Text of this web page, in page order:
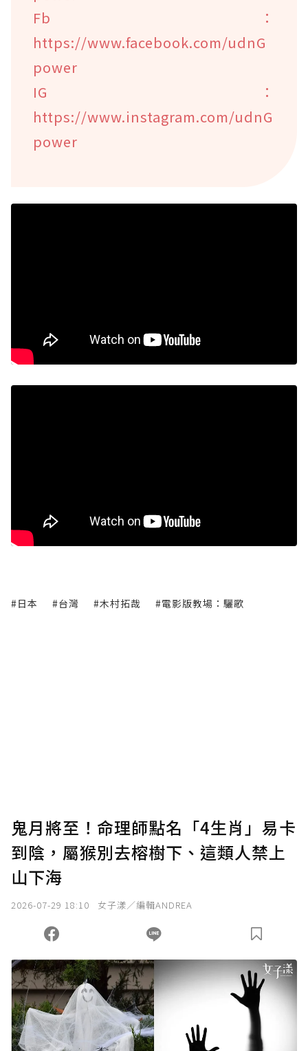
Fb：
https://www.facebook.com/udnG
power
IG：
https://www.instagram.com/udnG
power
#日本 #台灣 #木村拓哉 #電影版教場：驪歌
鬼月將至！命理師點名「4生肖」易卡
到陰，屬猴別去榕樹下、這類人禁上
山下海
2026-07-29 18:10 女子漾／編輯ANDREA